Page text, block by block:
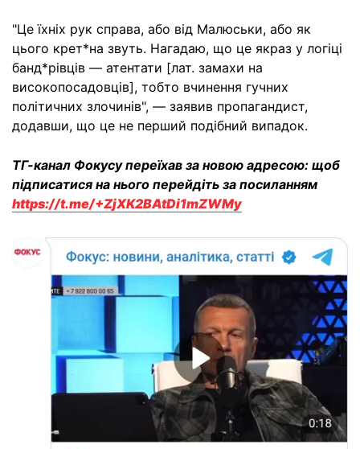
"Це їхніх рук справа, або від Малюськи, або як
цього крет*на звуть. Нагадаю, що це якраз у логіці
банд*рівців — атентати [лат. замахи на
високопосадовців], тобто вчинення гучних
політичних злочинів", — заявив пропагандист,
додавши, що це не перший подібний випадок.
ТГ-канал Фокусу переїхав за новою адресою: щоб
підписатися на нього перейдіть за посиланням
https://t.me/+ZjXK2BAtDi1mZWMy